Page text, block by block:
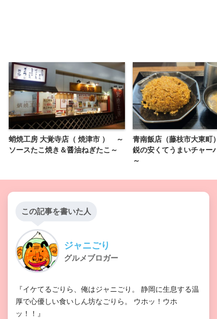
蛸焼工房 大覚寺店（ 焼津市 ） ～
ソースたこ焼き＆醤油ねぎたこ～
青南飯店（藤枝市大東町
鋭の安くてうまいチャー
～
この記事を書いた人
ジャニごり
グルメブロガー
『イケてるごりら、俺はジャニごり。 静岡に生息する温
厚で心優しい食いしん坊なごりら。 ウホッ！ウホ
ッ！！』